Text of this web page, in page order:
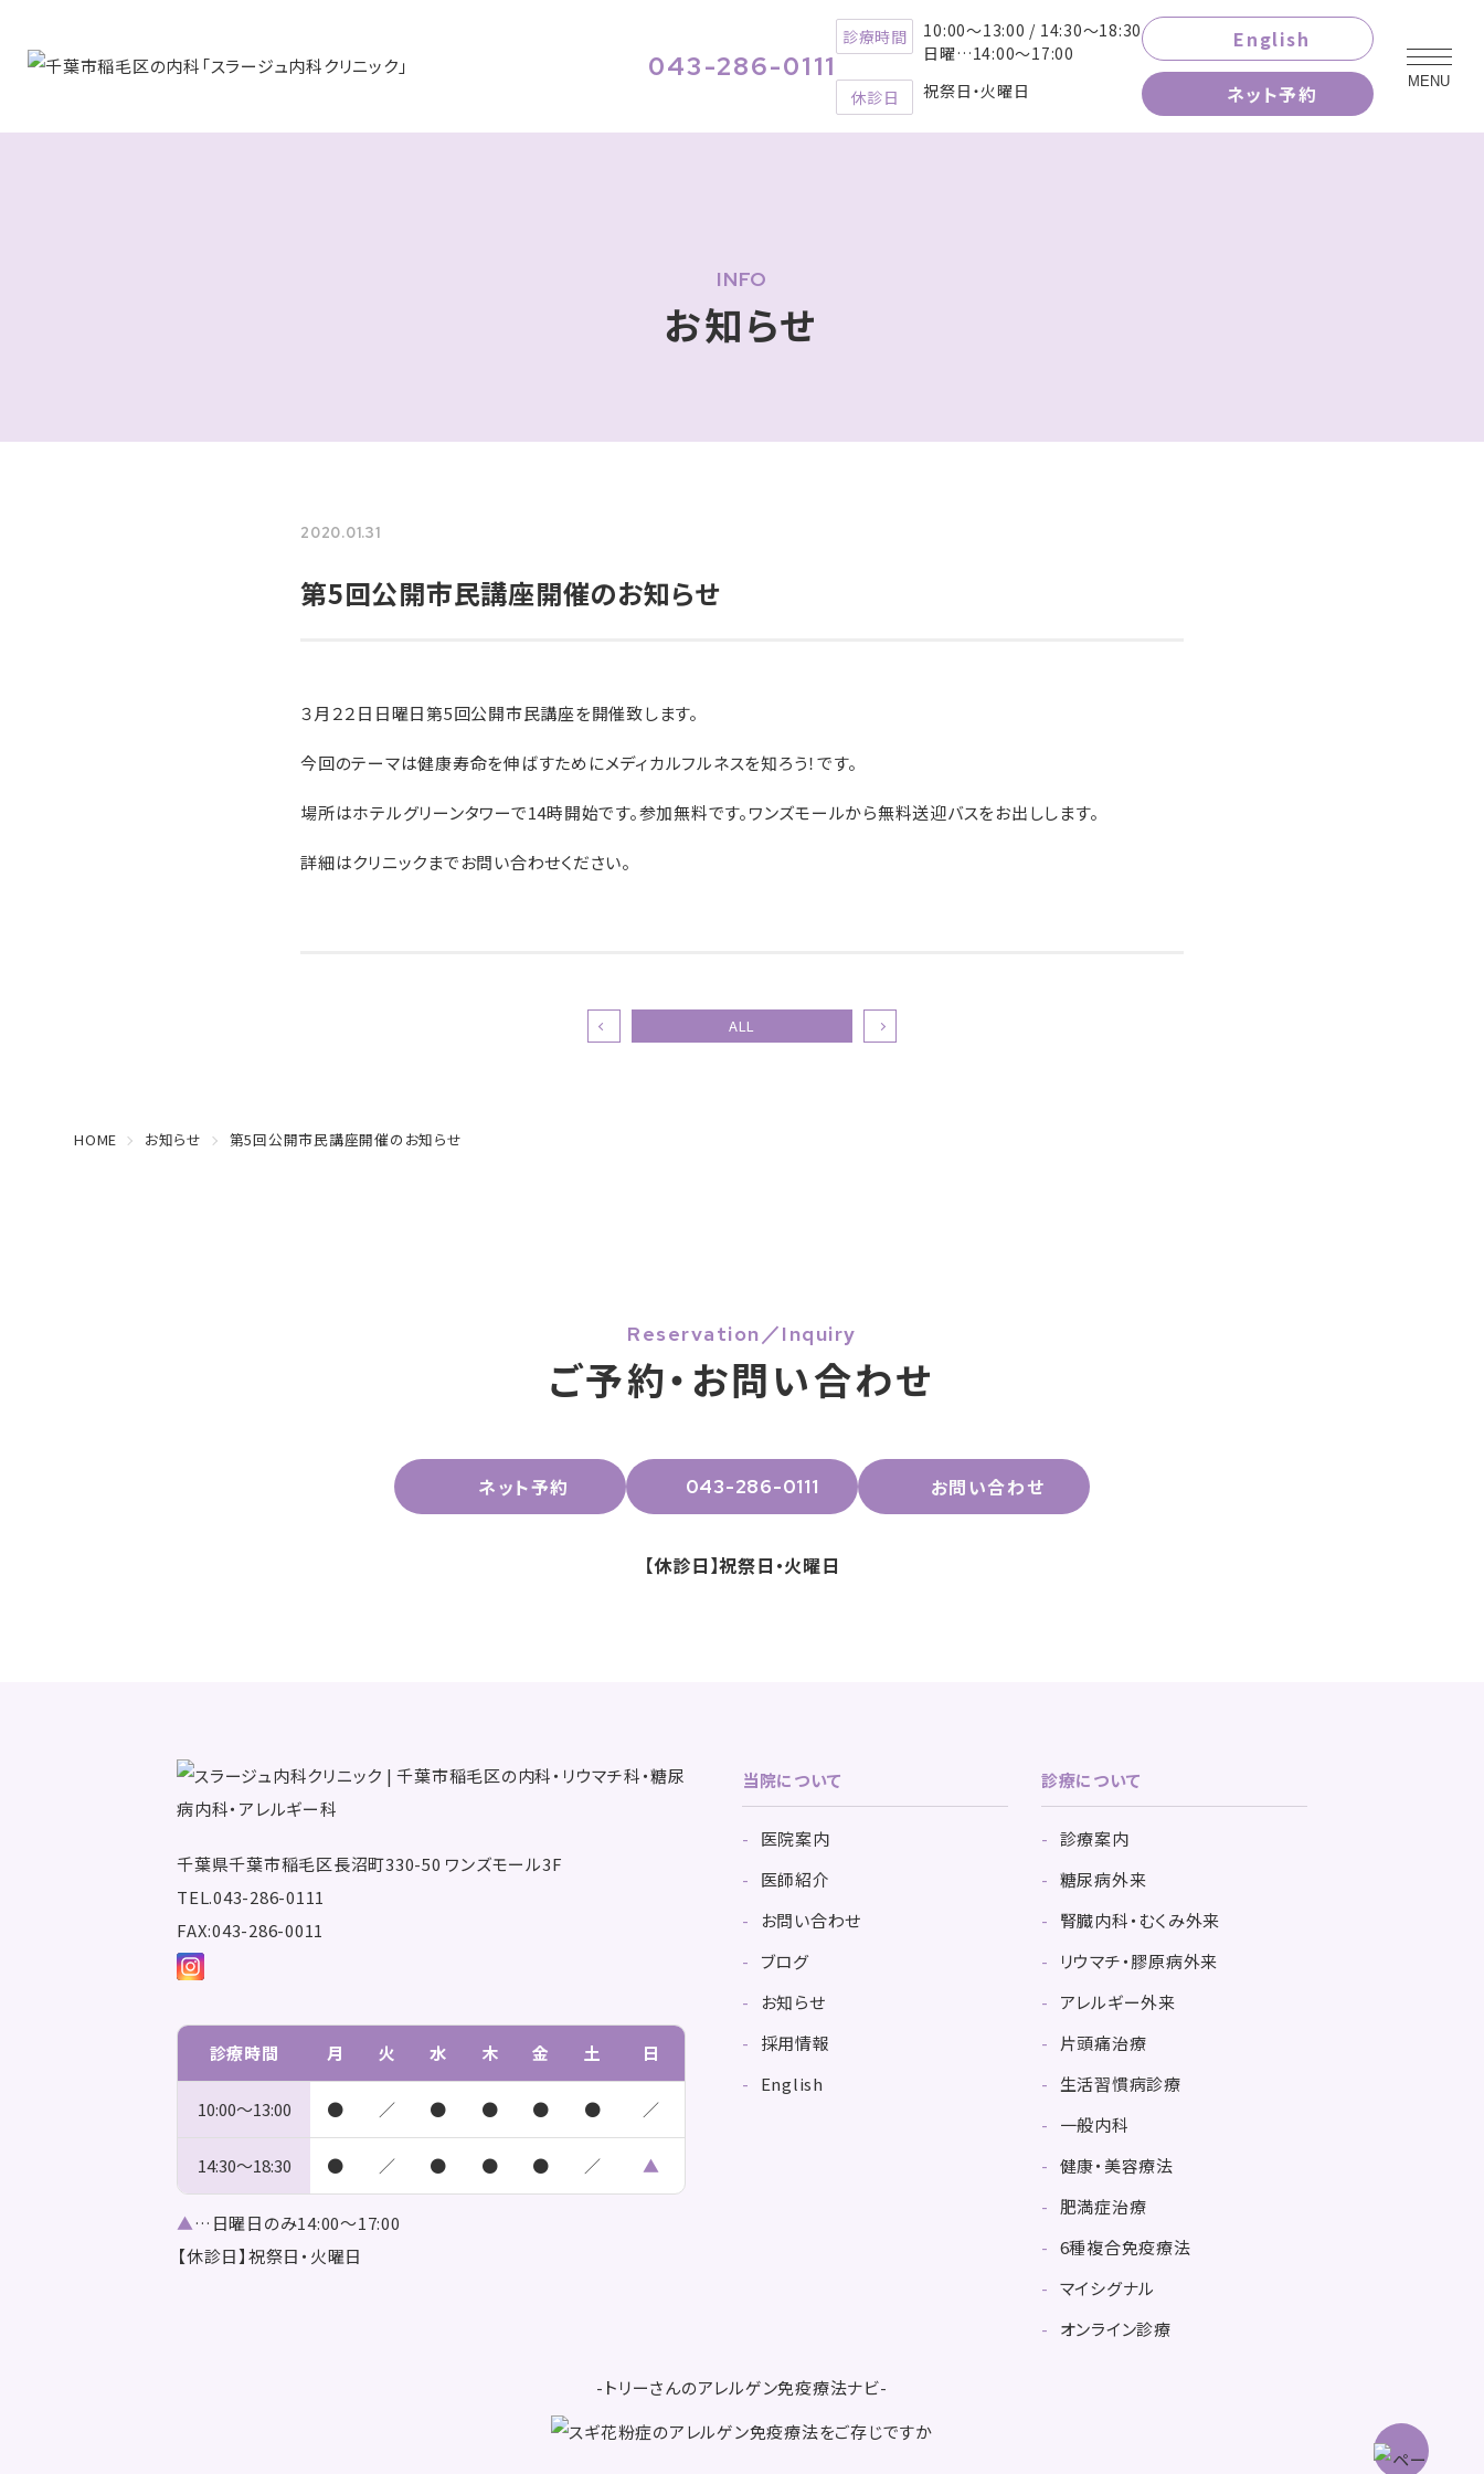
043-286-0111
診療時間
10:00～13:00 / 14:30～18:30
日曜…14:00～17:00
休診日
祝祭日・火曜日
English
ネット予約 MENU
休診日
祝祭日・火曜日
LINE友達追加
10:00～13:00 ●／●●●●
14:30～ 18:30 ● ／ ● ● ● ／ ▲
INFO
お知らせ
2020.01.31
第5回公開市民講座開催のお知らせ
３月２２日日曜日第5回公開市民講座を開催致します。
今回のテーマは健康寿命を伸ばすためにメディカルフルネスを知ろう！です。
場所はホテルグリーンタワーで14時開始です。参加無料です。ワンズモールから無料送迎バスをお出しします。
詳細はクリニックまでお問い合わせください。
ALL
HOME お知らせ 第5回公開市民講座開催のお知らせ
Reservation／Inquiry
ご予約・お問い合わせ
ネット予約 043-286-0111 お問い合わせ
【休診日】祝祭日・火曜日
千葉県千葉市稲毛区長沼町330-50 ワンズモール3F
TEL.043-286-0111
FAX:043-286-0011
診療時間 月 火 水 木 金 土 日
10:00～13:00 ● ／ ● ● ● ● ／
14:30～18:30 ● ／ ● ● ● ／ ▲
▲…日曜日のみ14:00～17:00
【休診日】祝祭日・火曜日
当院について
医院案内
医師紹介
お問い合わせ
ブログ
お知らせ
採用情報
English
診療について
診療案内
糖尿病外来
腎臓内科・むくみ外来
リウマチ・膠原病外来
アレルギー外来
片頭痛治療
生活習慣病診療
一般内科
健康・美容療法
肥満症治療
6種複合免疫療法
マイシグナル
オンライン診療
-トリーさんのアレルゲン免疫療法ナビ-